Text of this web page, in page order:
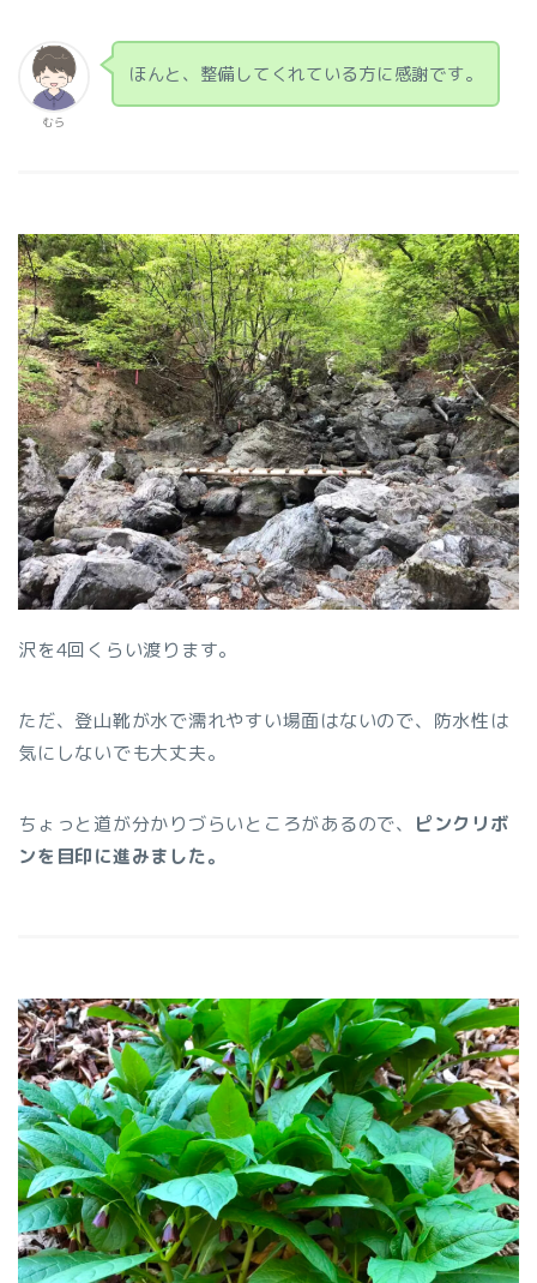
むら
ほんと、整備してくれている方に感謝です。
沢を4回くらい渡ります。
ただ、登山靴が水で濡れやすい場面はないので、防水性は
気にしないでも大丈夫。
ちょっと道が分かりづらいところがあるので、 ピンクリボ
ンを目印に進みました。